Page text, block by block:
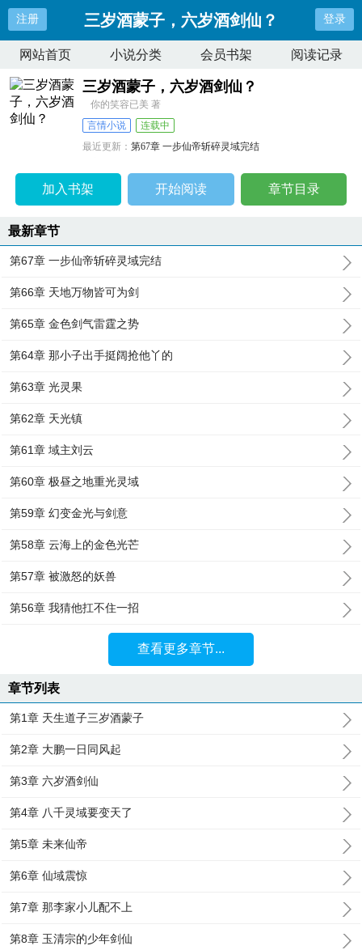
注册 三岁酒蒙子，六岁酒剑仙？ 登录
网站首页 小说分类 会员书架 阅读记录
三岁酒蒙子，六岁酒剑仙？
你的笑容已美 著
言情小说
连载中
最近更新：第67章 一步仙帝斩碎灵域完结
加入书架 开始阅读 章节目录
最新章节
第67章 一步仙帝斩碎灵域完结
第66章 天地万物皆可为剑
第65章 金色剑气雷霆之势
第64章 那小子出手挺阔抢他丫的
第63章 光灵果
第62章 天光镇
第61章 域主刘云
第60章 极昼之地重光灵域
第59章 幻变金光与剑意
第58章 云海上的金色光芒
第57章 被激怒的妖兽
第56章 我猜他扛不住一招
查看更多章节...
章节列表
第1章 天生道子三岁酒蒙子
第2章 大鹏一日同风起
第3章 六岁酒剑仙
第4章 八千灵域要变天了
第5章 未来仙帝
第6章 仙域震惊
第7章 那李家小儿配不上
第8章 玉清宗的少年剑仙